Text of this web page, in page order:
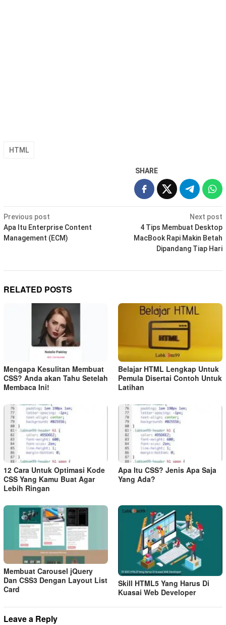
HTML
SHARE
Post
navigation
Previous post
Apa Itu Enterprise Content
Management (ECM)
Next post
4 Tips Membuat Desktop
MacBook Rapi Makin Betah
Dipandang Tiap Hari
RELATED POSTS
Mengapa Kesulitan Membuat
CSS? Anda akan Tahu Setelah
Membaca Ini!
Belajar HTML Lengkap Untuk
Pemula Disertai Contoh Untuk
Latihan
12 Cara Untuk Optimasi Kode
CSS Yang Kamu Buat Agar
Lebih Ringan
Apa Itu CSS? Jenis Apa Saja
Yang Ada?
Membuat Carousel jQuery
Dan CSS3 Dengan Layout List
Card
Skill HTML5 Yang Harus Di
Kuasai Web Developer
Leave a Reply